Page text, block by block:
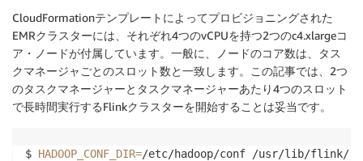
CloudFormationテンプレートによってプロビジョニングされた
EMRクラスターには、それぞれ4つのvCPUを持つ2つのc4.xlargeコ
ア・ノードが付属しています。一般に、ノードのコア数は、タス
クマネージャごとのスロット数と一致します。この記事では、2つ
のタスクマネージャーとタスクマネージャーあたり4つのスロット
で長時間実行するFlinkクラスターを開始することは妥当です。
$ HADOOP_CONF_DIR=/etc/hadoop/conf /usr/lib/flink/